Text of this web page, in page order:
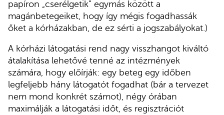
papíron „cserélgetik” egymás között a
magánbetegeiket, hogy így mégis fogadhassák
őket a kórházakban, de ez sérti a jogszabályokat.)
A kórházi látogatási rend nagy visszhangot kiváltó
átalakítása lehetővé tenné az intézmények
számára, hogy előírják: egy beteg egy időben
legfeljebb hány látogatót fogadhat (bár a tervezet
nem mond konkrét számot), négy órában
maximálják a látogatási időt, és regisztrációt